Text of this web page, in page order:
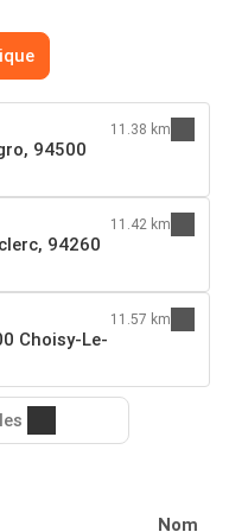
94500
11.38 km
94260
11.42 km
Choisy-Le-
11.57 km
Nom